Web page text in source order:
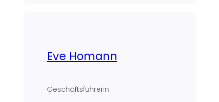
Eve Homann
Geschäftsführerin